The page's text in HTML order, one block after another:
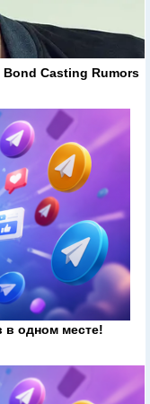
Bond Casting Rumors
в одном месте!